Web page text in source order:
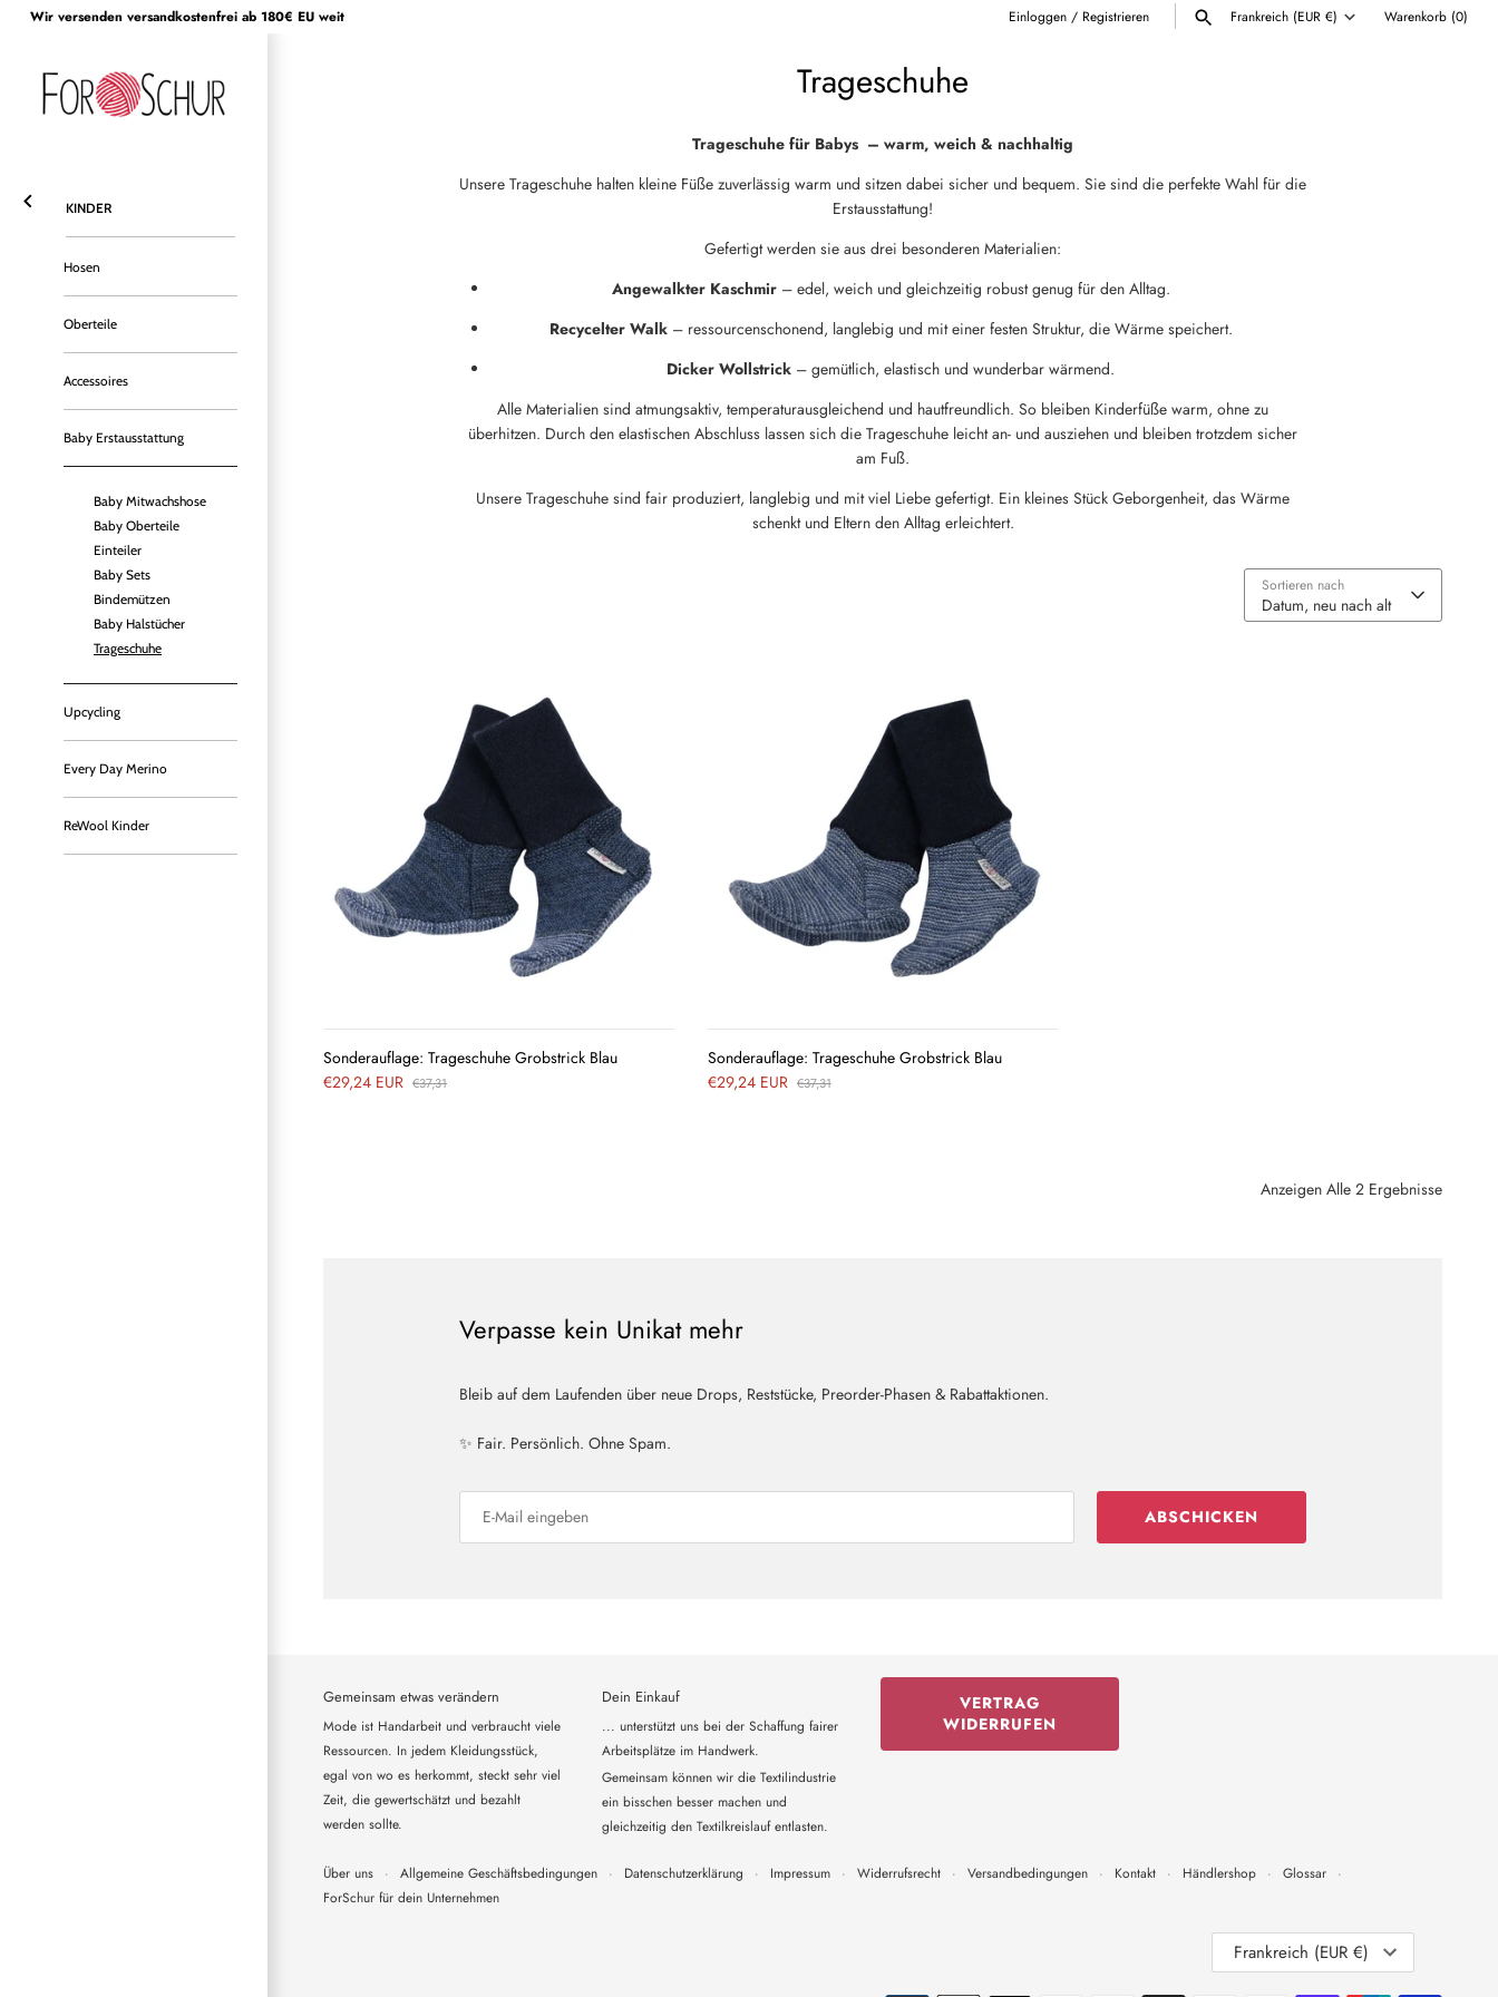
DirektWir versenden versandkostenfrei ab 180€ EU weit Einloggen / Registrieren Währung
Frankreich (EUR €) Warenkorb (0)
KINDER
Hosen
Oberteile
Accessoires
Baby Erstausstattung
Baby Mitwachshose
Baby Oberteile
Einteiler
Baby Sets
Bindemützen
Baby Halstücher
Trageschuhe
Upcycling
Every Day Merino
ReWool Kinder
Trageschuhe
Trageschuhe für Babys – warm, weich & nachhaltig
Unsere Trageschuhe halten kleine Füße zuverlässig warm und sitzen dabei sicher und bequem. Sie sind die perfekte Wahl für die
Erstausstattung!
Gefertigt werden sie aus drei besonderen Materialien:
Angewalkter Kaschmir– edel, weich und gleichzeitig robust genug für den Alltag.
Recycelter Walk– ressourcenschonend, langlebig und mit einer festen Struktur, die Wärme speichert.
Dicker Wollstrick – gemütlich, elastisch und wunderbar wärmend.
Alle Materialien sind atmungsaktiv, temperaturausgleichend und hautfreundlich. So bleiben Kinderfüße warm, ohne zu
überhitzen. Durch den elastischen Abschluss lassen sich die Trageschuhe leicht an- und ausziehen und bleiben trotzdem sicher
am Fuß.
Unsere Trageschuhe sind fair produziert, langlebig und mit viel Liebe gefertigt. Ein kleines Stück Geborgenheit, das Wärme
schenkt und Eltern den Alltag erleichtert.
Sortieren nach
Datum, neu nach alt
Sonderauflage: Trageschuhe Grobstrick Blau
€29,24 EUR €37,31
Sonderauflage: Trageschuhe Grobstrick Blau
€29,24 EUR €37,31
Anzeigen Alle 2 Ergebnisse
Verpasse kein Unikat mehr
Bleib auf dem Laufenden über neue Drops, Reststücke, Preorder-Phasen & Rabattaktionen.
✨ Fair. Persönlich. Ohne Spam.
ABSCHICKEN
Gemeinsam etwas verändern
Mode ist Handarbeit und verbraucht viele
Ressourcen. In jedem Kleidungsstück,
egal von wo es herkommt, steckt sehr viel
Zeit, die gewertschätzt und bezahlt
werden sollte.
Dein Einkauf
... unterstützt uns bei der Schaffung fairer
Arbeitsplätze im Handwerk.
Gemeinsam können wir die Textilindustrie
ein bisschen besser machen und
gleichzeitig den Textilkreislauf entlasten.
VERTRAG
WIDERRUFEN
Über uns · Allgemeine Geschäftsbedingungen · Datenschutzerklärung · Impressum · Widerrufsrecht · Versandbedingungen · Kontakt · Händlershop · Glossar
·
ForSchur für dein Unternehmen
WährungFrankreich (EUR €)